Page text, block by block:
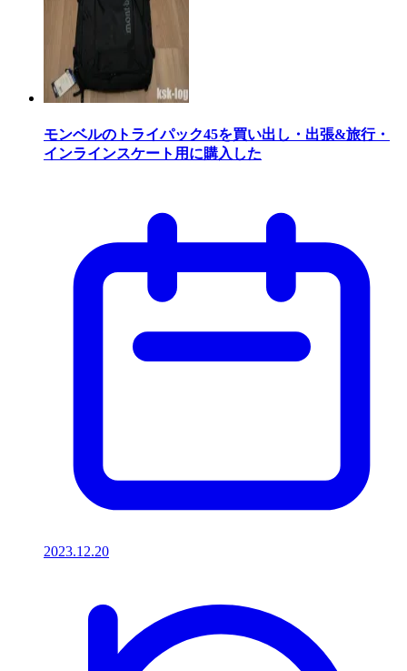
モンベルのトライパック45を買い出し・出張&旅行・
インラインスケート用に購入した
2023.12.20